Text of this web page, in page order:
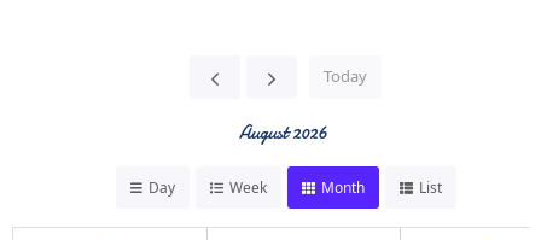
Today
August 2026
Day Week Month List